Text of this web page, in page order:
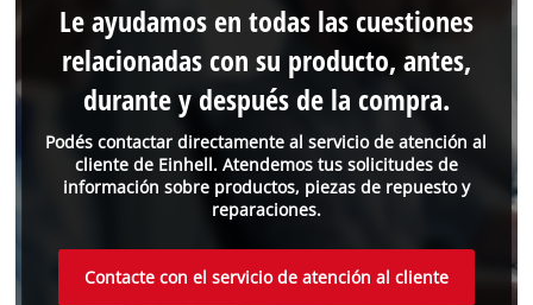
Podés contactar directamente al servicio de atención al
cliente de Einhell. Atendemos tus solicitudes de
información sobre productos, piezas de repuesto y
reparaciones.
Le ayudamos en todas las cuestiones
relacionadas con su producto, antes,
durante y después de la compra.
Contacte con el servicio de atención al cliente